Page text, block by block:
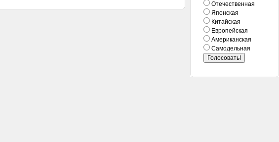
Отечественная
Японская
Китайская
Европейская
Американская
Самодельная